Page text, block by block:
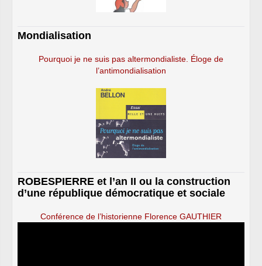
Mondialisation
Pourquoi je ne suis pas altermondialiste. Éloge de
l’antimondialisation
ROBESPIERRE et l’an II ou la construction
d’une république démocratique et sociale
Conférence de l’historienne Florence GAUTHIER